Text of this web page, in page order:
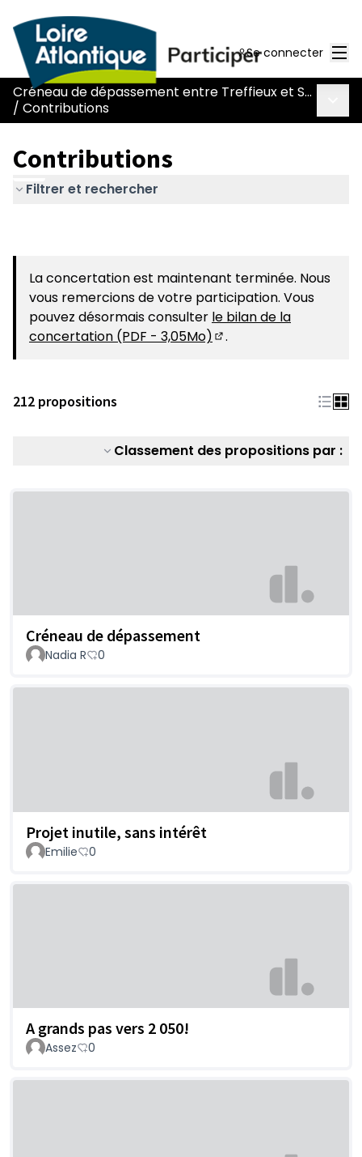
Se connecter
Créneau de dépassement entre Treffieux et Saint-Vincent-des-Landes
/ Contributions
Contributions
Filtrer et rechercher
La concertation est maintenant terminée. Nous
vous remercions de votre participation. Vous
pouvez désormais consulter le bilan de la
concertation (PDF - 3,05Mo)
.
212 propositions
Classement des propositions par :
Créneau de dépassement
Nadia R 0
Projet inutile, sans intérêt
Emilie 0
A grands pas vers 2 050!
Assez 0